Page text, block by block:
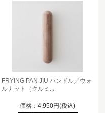
FRYING PAN JIU ハンドル／ウォ
ルナット（クルミ...
価格：4,950円(税込)